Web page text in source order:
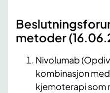
metoder
Nivolumab
kombinasjon
kjemoterapi som